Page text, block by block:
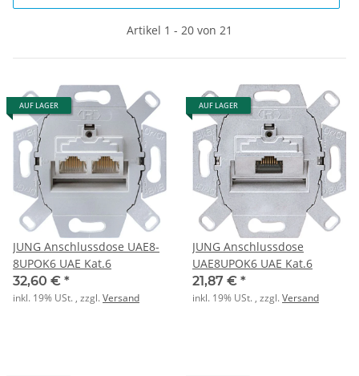
Artikel 1 - 20 von 21
AUF LAGER
JUNG Anschlussdose UAE8-
8UPOK6 UAE Kat.6
32,60 € *
inkl. 19% USt. , zzgl.Versand
AUF LAGER
JUNG Anschlussdose
UAE8UPOK6 UAE Kat.6
21,87 € *
inkl. 19% USt. , zzgl.Versand